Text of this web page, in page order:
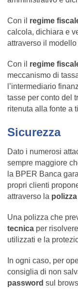
Con il regime
calcola, dichiara e
attraverso il
Con il regime
meccanismo di
l’intermediario
tasse per conto del
ritenuta alla fonte a
Sicurezza
Dato i numerosi
sempre maggiore
la BPER Banca
propri clienti
attraverso la
Una polizza che
tecnica per
utilizzati e la
In ogni caso, per
consiglia di non
password sul